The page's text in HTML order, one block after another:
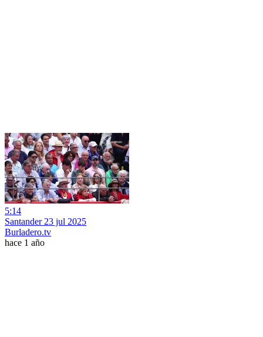
5:14
Santander 23 jul 2025
Burladero.tv
hace 1 año